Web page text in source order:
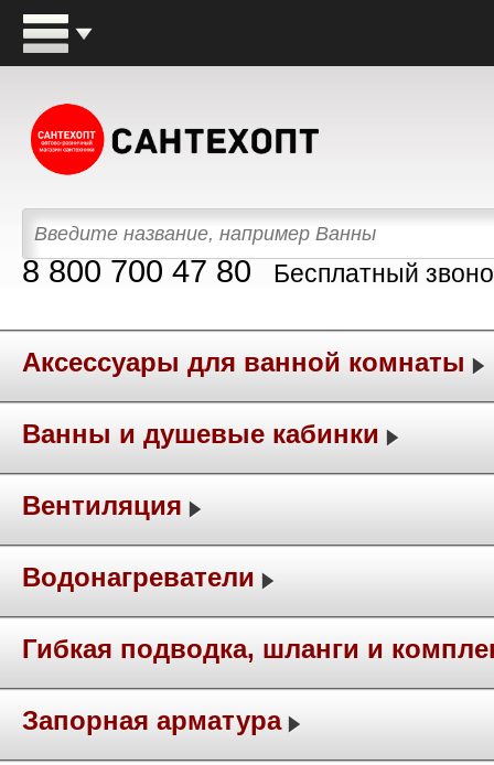
8 800 700 47 80 Бесплатный
Аксессуары для ванной комнаты
Ванны и душевые кабинки
Вентиляция
Водонагреватели
Гибкая подводка, шланги и
Запорная арматура